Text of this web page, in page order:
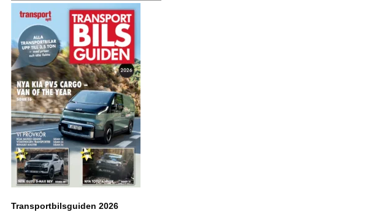
Transportbilsguiden 2026